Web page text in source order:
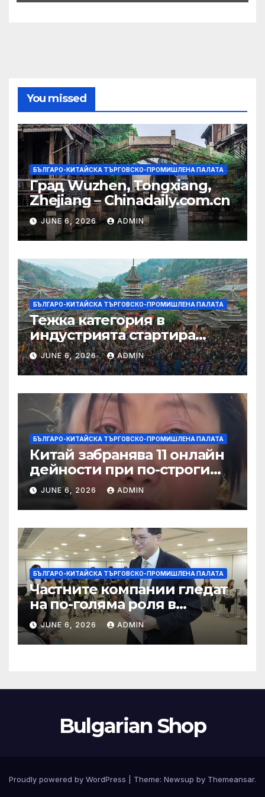
You missed
БЪЛГАРО-КИТАЙСКА ТЪРГОВСКО-ПРОМИШЛЕНА ПАЛАТА
Град Wuzhen, Tongxiang,
Zhejiang – Chinadaily.com.cn
JUNE 6, 2026 ADMIN
БЪЛГАРО-КИТАЙСКА ТЪРГОВСКО-ПРОМИШЛЕНА ПАЛАТА
Тежка категория в
индустрията стартира
алианс за космическа
слънчева енергия
JUNE 6, 2026 ADMIN
БЪЛГАРО-КИТАЙСКА ТЪРГОВСКО-ПРОМИШЛЕНА ПАЛАТА
Китай забранява 11 онлайн
дейности при по-строги
правила за ограничаване на
слуховете и
кибернасилниците
JUNE 6, 2026 ADMIN
БЪЛГАРО-КИТАЙСКА ТЪРГОВСКО-ПРОМИШЛЕНА ПАЛАТА
Частните компании гледат
на по-голяма роля в
стратегическата
енергетика
JUNE 6, 2026 ADMIN
Bulgarian Shop
Proudly powered by WordPress Theme: Newsup by Themeansar.